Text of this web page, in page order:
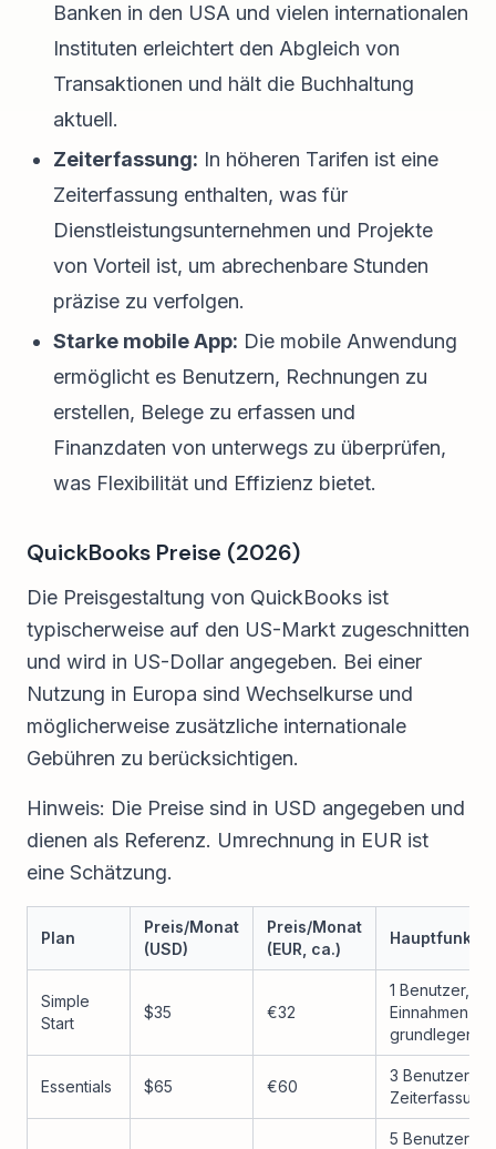
Banken in den USA und vielen internationalen
Instituten erleichtert den Abgleich von
Transaktionen und hält die Buchhaltung
aktuell.
Zeiterfassung: In höheren Tarifen ist eine
Zeiterfassung enthalten, was für
Dienstleistungsunternehmen und Projekte
von Vorteil ist, um abrechenbare Stunden
präzise zu verfolgen.
Starke mobile App: Die mobile Anwendung
ermöglicht es Benutzern, Rechnungen zu
erstellen, Belege zu erfassen und
Finanzdaten von unterwegs zu überprüfen,
was Flexibilität und Effizienz bietet.
QuickBooks Preise (2026)
Die Preisgestaltung von QuickBooks ist
typischerweise auf den US-Markt zugeschnitten
und wird in US-Dollar angegeben. Bei einer
Nutzung in Europa sind Wechselkurse und
möglicherweise zusätzliche internationale
Gebühren zu berücksichtigen.
Hinweis: Die Preise sind in USD angegeben und
dienen als Referenz. Umrechnung in EUR ist
eine Schätzung.
Plan
Preis/Monat
(USD)
Preis/Monat
(EUR, ca.)
Simple
Start
$35 €32
1 Benutzer,
Einnahmen-/
Essentials $65 €60
3 Benutzer,
5 Benutzer,